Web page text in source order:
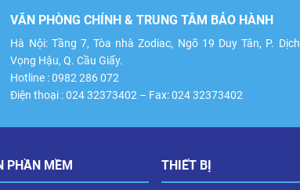
VĂN PHÒNG CHÍNH & TRUNG TÂM BẢO HÀNH
Hà Nội: Tầng 7, Tòa nhà Zodiac, Ngõ 19 Duy Tân, P. Dịch
Vọng Hậu, Q. Cầu Giấy.
Hotline : 0982 286 072
Điện thoại : 024 32373402 – Fax: 024 32373402
PHẦN MỀM THIẾT BỊ